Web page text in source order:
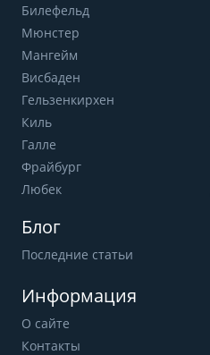
Билефельд
Мюнстер
Мангейм
Висбаден
Гельзенкирхен
Киль
Галле
Фрайбург
Любек
Блог
Последние статьи
Информация
О сайте
Контакты